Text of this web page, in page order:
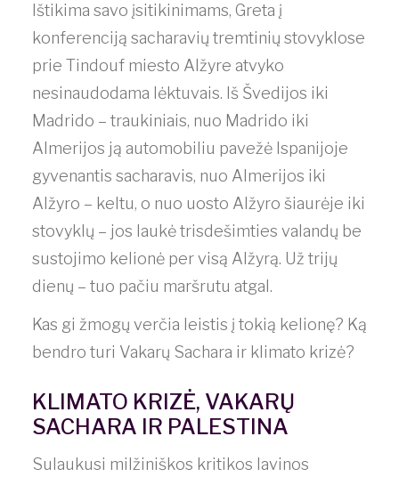
Ištikima savo įsitikinimams, Greta į
konferenciją sacharavių tremtinių stovyklose
prie Tindouf miesto Alžyre atvyko
nesinaudodama lėktuvais. Iš Švedijos iki
Madrido – traukiniais, nuo Madrido iki
Almerijos ją automobiliu pavežė Ispanijoje
gyvenantis sacharavis, nuo Almerijos iki
Alžyro – keltu, o nuo uosto Alžyro šiaurėje iki
stovyklų – jos laukė trisdešimties valandų be
sustojimo kelionė per visą Alžyrą. Už trijų
dienų – tuo pačiu maršrutu atgal.
Kas gi žmogų verčia leistis į tokią kelionę? Ką
bendro turi Vakarų Sachara ir klimato krizė?
KLIMATO KRIZĖ, VAKARŲ
SACHARA IR PALESTINA
Sulaukusi milžiniškos kritikos lavinos